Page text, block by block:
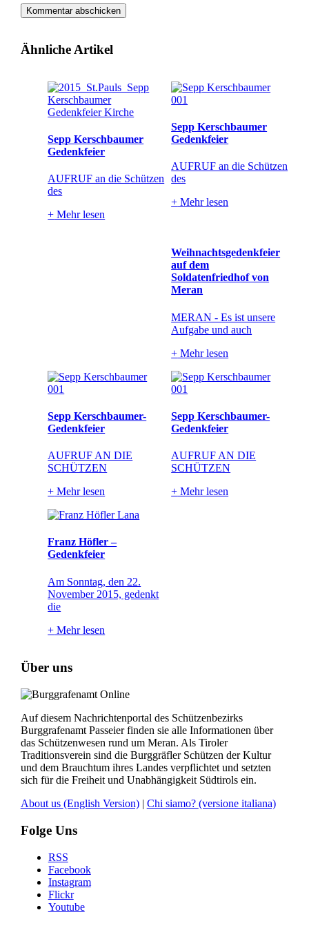
Ähnliche Artikel
Sepp Kerschbaumer
Gedenkfeier
AUFRUF an die Schützen
des
+ Mehr lesen
Sepp Kerschbaumer
Gedenkfeier
AUFRUF an die Schützen
des
+ Mehr lesen
Weihnachtsgedenkfeier
auf dem
Soldatenfriedhof von
Meran
MERAN - Es ist unsere
Aufgabe und auch
+ Mehr lesen
Sepp Kerschbaumer-
Gedenkfeier
AUFRUF AN DIE
SCHÜTZEN
+ Mehr lesen
Sepp Kerschbaumer-
Gedenkfeier
AUFRUF AN DIE
SCHÜTZEN
+ Mehr lesen
Franz Höfler –
Gedenkfeier
Am Sonntag, den 22.
November 2015, gedenkt
die
+ Mehr lesen
Über uns
Auf diesem Nachrichtenportal des Schützenbezirks
Burggrafenamt Passeier finden sie alle Informationen über
das Schützenwesen rund um Meran. Als Tiroler
Traditionsverein sind die Burggräfler Schützen der Kultur
und dem Brauchtum ihres Landes verpflichtet und setzten
sich für die Freiheit und Unabhängigkeit Südtirols ein.
About us (English Version)| Chi siamo? (versione italiana)
Folge Uns
RSS
Facebook
Instagram
Flickr
Youtube